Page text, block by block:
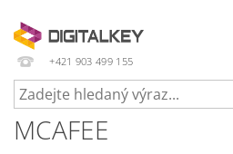
+421 903 499 155
MCAFEE